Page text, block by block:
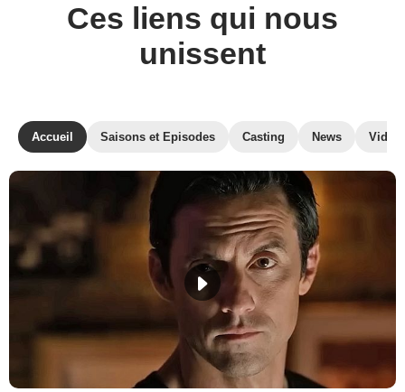
Ces liens qui nous
unissent
Accueil Saisons et Episodes Casting News